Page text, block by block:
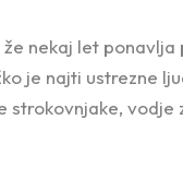
nekaj let ponavlja
je najti ustrezne
strokovnjake, vodje